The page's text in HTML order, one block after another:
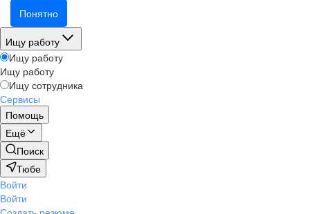
Понятно
Ищу работу
Ищу работу
Ищу работу
Ищу сотрудника
Сервисы
Помощь
Ещё
Поиск
Тюбе
Войти
Войти